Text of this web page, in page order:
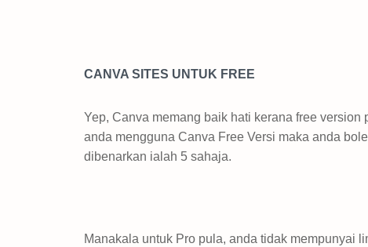
CANVA SITES UNTUK FREE
Yep, Canva memang baik hati kerana free
anda mengguna Canva Free Versi maka anda
dibenarkan ialah 5 sahaja.
Manakala untuk Pro pula, anda tidak mempunyai